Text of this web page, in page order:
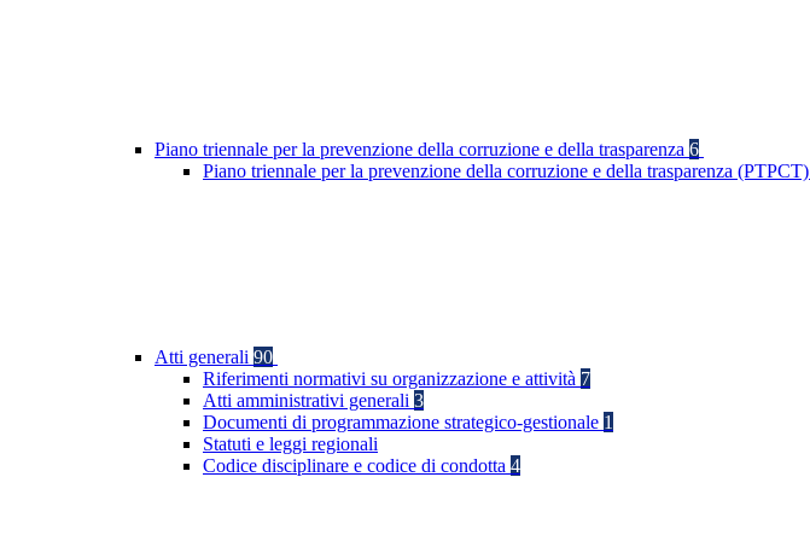
Piano triennale per la prevenzione della corruzione e della trasparenza 6
Piano triennale per la prevenzione della corruzione e della trasparenza (PTPCT)
Atti generali 90
Riferimenti normativi su organizzazione e attività 7
Atti amministrativi generali 3
Documenti di programmazione strategico-gestionale 1
Statuti e leggi regionali
Codice disciplinare e codice di condotta 4